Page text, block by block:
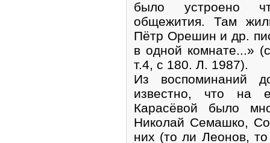
было устроено
общежития. Там
Пётр Орешин и др.
в одной комнате...»
т.4, с 180. Л. 1987).
Из воспоминаний
известно, что на
Карасёвой было
Николай Семашко,
них (то ли Леонов,